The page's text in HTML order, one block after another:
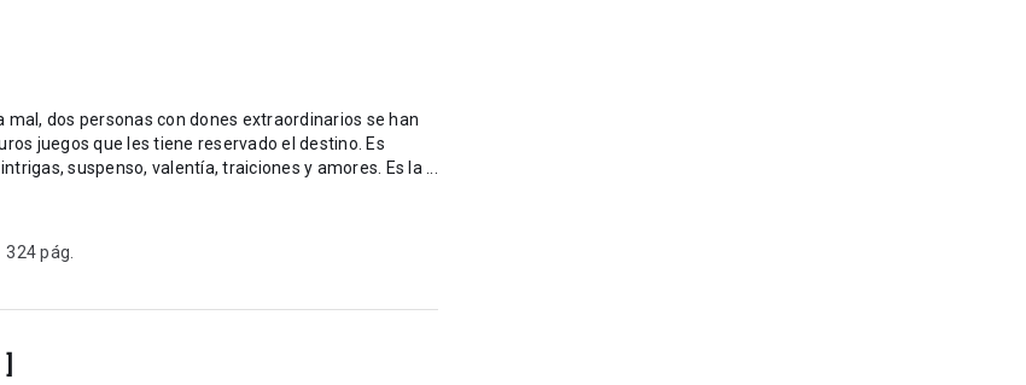
dos personas con dones extraordinarios se han
juegos que les tiene reservado el destino. Es
suspenso, valentía, traiciones y amores. Es la ...
324 pág.